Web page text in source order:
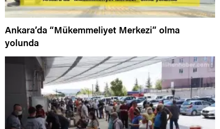
Ankara’da “Mükemmeliyet Merkezi” olma
yolunda